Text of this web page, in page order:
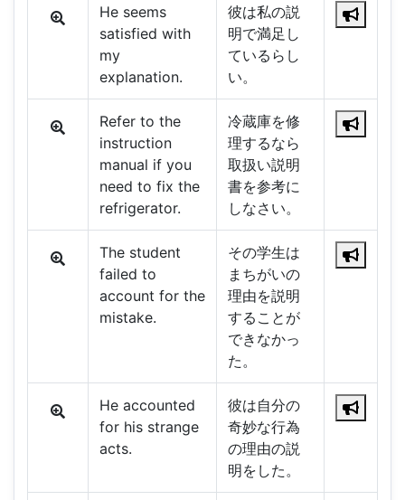
He seems
satisfied with
my
explanation.
彼は私の説
明で満足し
ているらし
い。
Refer to the
instruction
manual if you
need to fix the
refrigerator.
冷蔵庫を修
理するなら
取扱い説明
書を参考に
しなさい。
The student
failed to
account for the
mistake.
その学生は
まちがいの
理由を説明
することが
できなかっ
た。
He accounted
for his strange
acts.
彼は自分の
奇妙な行為
の理由の説
明をした。